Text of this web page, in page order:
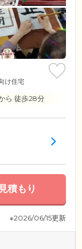
け住宅
ら 徒歩28分
積もり
※2026/06/15更新